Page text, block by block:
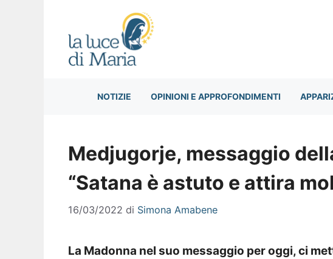
NOTIZIE OPINIONI E APPROFONDIMENTI
Medjugorje, messaggio
“Satana è astuto e attira
16/03/2022 di Simona Amabene
La Madonna nel suo messaggio per oggi,ci